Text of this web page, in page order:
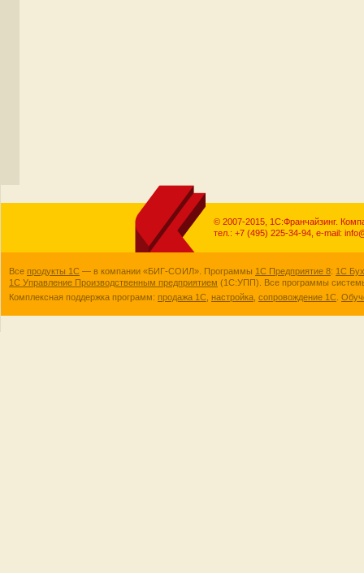
© 2007-2015, 1С:Франчайзинг.
тел.: +7 (495) 225-34-94, e-mail:
Все продукты 1С — в компании «БИГ-СОИЛ». Программы 1С Предприятие 8: 1С
1С Управление Производственным предприятием (1С:УПП). Все программы
Комплексная поддержка программ: продажа 1С настройка сопровождение 1С